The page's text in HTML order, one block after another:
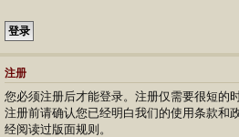
注册
您必须注册后才能登录。注册仅需要很短的
注册前请确认您已经明白我们的使用条款和
经阅读过版面规则。